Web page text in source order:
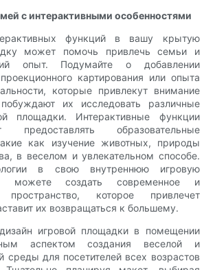
с интерактивными особенностями
функций в вашу крытую
может помочь привлечь семьи и
опыт. Подумайте о добавлении
картирования или опыта
которые привлекут внимание
их исследовать различные
площадки. Интерактивные функции
образовательные
как изучение животных, природы
в веселом и увлекательном способе.
в свою внутреннюю игровую
можете создать современное и
пространство, которое привлечет
их возвращаться к большему.
игровой площадки в помещении
аспектом создания веселой и
среды для посетителей всех возрастов